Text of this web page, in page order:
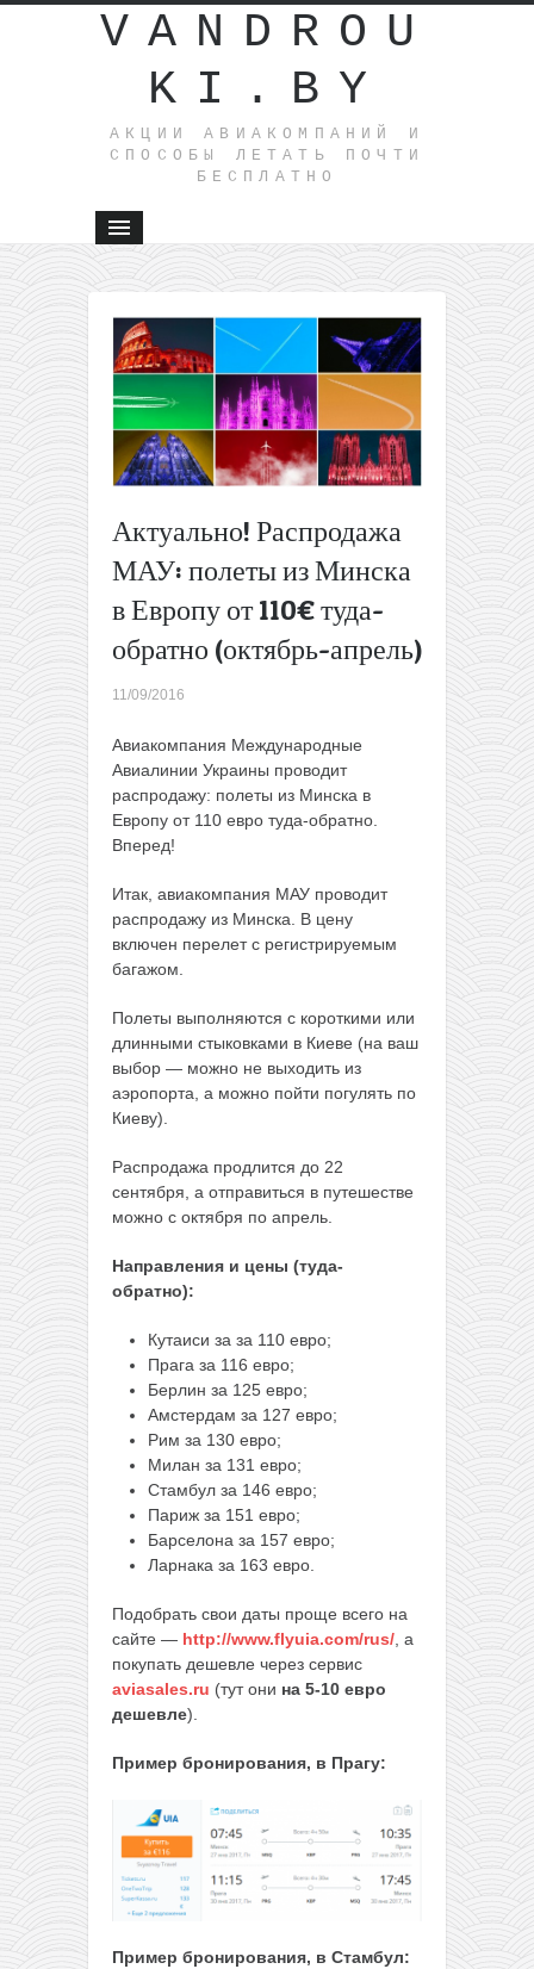
VANDROU
KI.BY
АКЦИИ АВИАКОМПАНИЙ И
СПОСОБЫ ЛЕТАТЬ ПОЧТИ
БЕСПЛАТНО
Актуально! Распродажа
МАУ: полеты из Минска
в Европу от 110€ туда-
обратно (октябрь-апрель)
11/09/2016
Авиакомпания Международные
Авиалинии Украины проводит
распродажу: полеты из Минска в
Европу от 110 евро туда-обратно.
Вперед!
Итак, авиакомпания МАУ проводит
распродажу из Минска. В цену
включен перелет с регистрируемым
багажом.
Полеты выполняются с короткими или
длинными стыковками в Киеве (на ваш
выбор — можно не выходить из
аэропорта, а можно пойти погулять по
Киеву).
Распродажа продлится до 22
сентября, а отправиться в путешестве
можно с октября по апрель.
Направления и цены (туда-
обратно):
Кутаиси за за 110 евро;
Прага за 116 евро;
Берлин за 125 евро;
Амстердам за 127 евро;
Рим за 130 евро;
Милан за 131 евро;
Стамбул за 146 евро;
Париж за 151 евро;
Барселона за 157 евро;
Ларнака за 163 евро.
Подобрать свои даты проще всего на
сайте — http://www.flyuia.com/rus/ , а
покупать дешевле через сервис
aviasales.ru (тут они на 5-10 евро
дешевле).
Пример бронирования, в Прагу:
Пример бронирования, в Стамбул:
Подборка
лучших
цен на
полеты
из
Польши в
туда-
обратно
Белавиа
из